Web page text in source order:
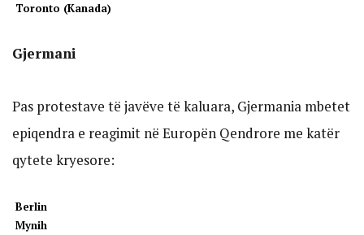
Toronto (Kanada)
Gjermani
Pas protestave të javëve të kaluara, Gjermania mbetet
epiqendra e reagimit në Europën Qendrore me katër
qytete kryesore:
Berlin
Mynih